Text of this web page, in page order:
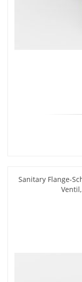
Sanitary Flange-